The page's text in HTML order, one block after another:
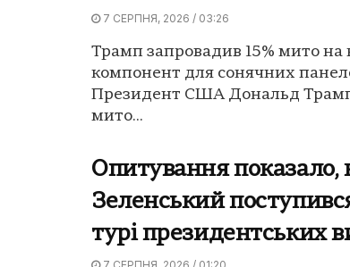
7 СЕРПНЯ, 2026 / 03:26
Трамп запровадив 15% мито
компонент для сонячних
Президент США Дональд Трамп
мито...
Опитування показало,
Зеленський
турі президентських